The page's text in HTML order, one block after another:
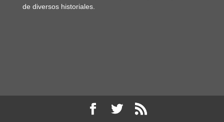
de diversos historiales.